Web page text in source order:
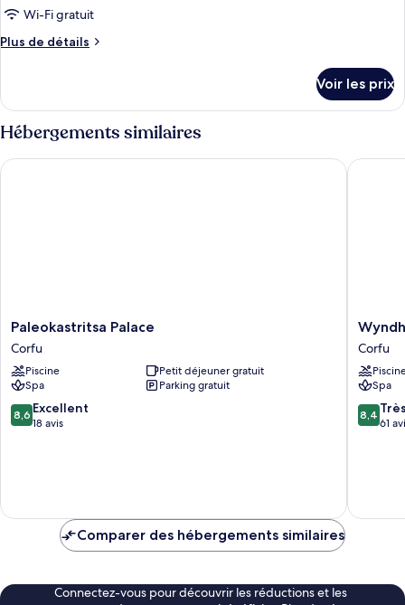
Wi-Fi gratuit
Plus de détails
Plus
le
type
de
Chambre
Voir les prix
Hébergements similaires
Paleokastritsa
Palace
Corfu
Paleokastritsa Palace
Corfu
Piscine
Petit déjeuner gratuit
Spa
Parking gratuit
8.6
sur
8,6 Excellent
18 avis
Paleokastritsa Palace
Corfu
Acharavi
Corfu
Corfu
Spa
8.4
sur
8,4
61
Comparer des hébergements similaires
Connectez-vous pour découvrir les réductions et les